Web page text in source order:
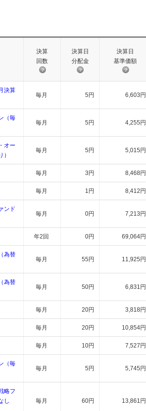
決算
回数
決算日
分配金
決算日
基準価額
決算
毎月 5円 6,603円
（毎
毎月 5円 4,255円
オー
毎月 5円 5,015円
毎月 3円 8,468円
毎月 1円 8,412円
ンド
毎月 0円 7,213円
年2回 0円 69,064円
為替
毎月 55円 11,925円
為替
毎月 50円 6,831円
毎月 20円 3,818円
毎月 20円 10,854円
毎月 10円 7,527円
（毎
毎月 5円 5,745円
略フ
し
毎月 60円 13,861円